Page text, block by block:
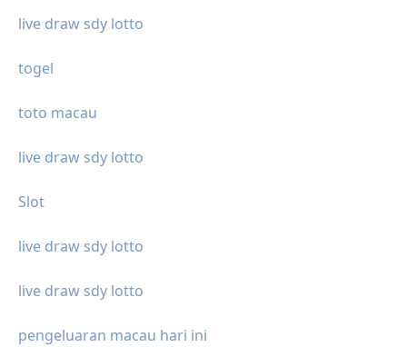
live draw sdy lotto
togel
toto macau
live draw sdy lotto
Slot
live draw sdy lotto
live draw sdy lotto
pengeluaran macau hari ini